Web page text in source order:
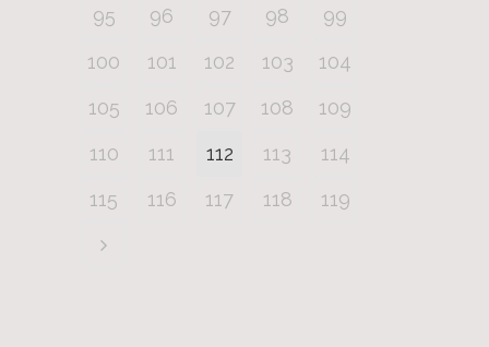
95
96 97 98
99
100
101 102 103
104
105
106 107 108
109
110
111 112 113
114
115
116 117 118 119